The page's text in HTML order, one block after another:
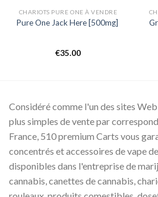
CHARIOTS PURE ONE À VENDRE
Pure One Jack Here [500mg]
€35.00
Considéré comme l'un des sites
plus simples de vente par
France, 510 premium Carts vous
concentrés et accessoires de vape
disponibles dans l'entreprise de
cannabis, canettes de cannabis,